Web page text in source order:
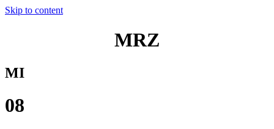
Skip to content
MRZ
MI
08